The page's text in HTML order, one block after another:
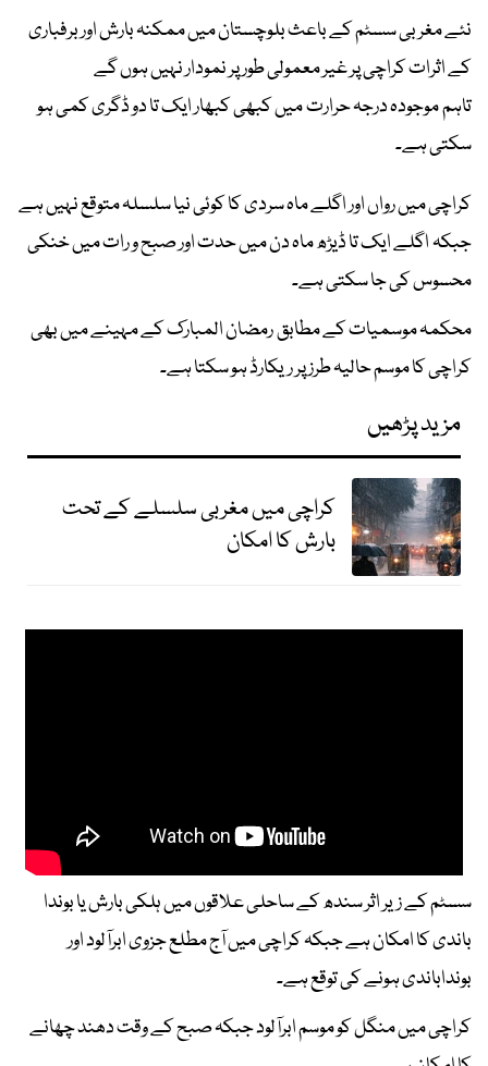
نئے مغربی سسٹم کے باعث بلوچستان میں ممکنہ بارش اور برفباری
کے اثرات کراچی پر غیر معمولی طور پر نمودار نہیں ہوں گے
تاہم موجودہ درجہ حرارت میں کبھی کبھار ایک تا دو ڈگری کمی ہو
سکتی ہے۔
کراچی میں رواں اور اگلے ماہ سردی کا کوئی نیا سلسلہ متوقع نہیں ہے
جبکہ اگلے ایک تا ڈیڑھ ماہ دن میں حدت اور صبح و رات میں خنکی
محسوس کی جا سکتی ہے۔
محکمہ موسمیات کے مطابق رمضان المبارک کے مہینے میں بھی
کراچی کا موسم حالیہ طرز پر ریکارڈ ہو سکتا ہے۔
مزید پڑھیں
کراچی میں مغربی سلسلے کے تحت
بارش کا امکان
سسٹم کے زیر اثر سندھ کے ساحلی علاقوں میں ہلکی بارش یا بوندا
باندی کا امکان ہے جبکہ کراچی میں آج مطلع جزوی ابرآلود اور
بونداباندی ہونے کی توقع ہے۔
کراچی میں منگل کو موسم ابرآلود جبکہ صبح کے وقت دھند چھانے